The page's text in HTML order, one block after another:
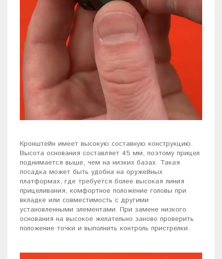
Кронштейн имеет высокую составную конструкцию.
Высота основания составляет 45 мм, поэтому прицел
поднимается выше, чем на низких базах. Такая
посадка может быть удобна на оружейных
платформах, где требуется более высокая линия
прицеливания, комфортное положение головы при
вкладке или совместимость с другими
установленными элементами. При замене низкого
основания на высокое желательно заново проверить
положение точки и выполнить контроль пристрелки.